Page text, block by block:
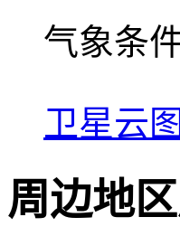
气象条
卫星云图
周边地区